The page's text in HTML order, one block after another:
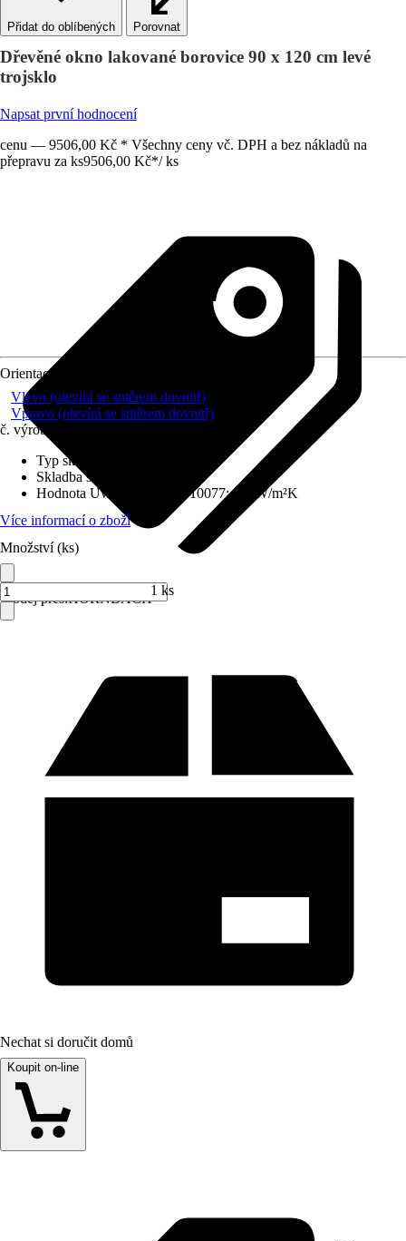
Porovnat
Dřevěné okno lakované borovice 90 x 120 cm levé
trojsklo
Napsat první hodnocení
cenu — 9506,00 Kč * Všechny ceny vč. DPH a bez nákladů na
přepravu za ks9506,00 Kč*/ ks
Prodej přes:HORNBACH
Orientace
Vlevo (otevírá se směrem dovnitř)
Vpravo (otevírá se směrem dovnitř)
č. výrobku
Typ skla
Skladba skla
Trojitě zasklené
Hodnota Uw dle DIN EN 10077:1,1 W/m²K
Více informací o zboží
Množství (ks)
1 ks
Nechat si doručit domů
Koupit on-line